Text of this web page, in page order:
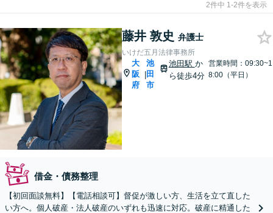
2件中 1-2件を表示
藤井 敦史 弁護士
いけだ五月法律事務所
大
阪
府
|
池
田
市
池田駅 か
ら徒歩4分
営業時間：09:30~1
8:00（平日）
借金・債務整理
【初回面談無料】【電話相談可】督促が激しい方、生活を立て直した
い方へ。個人破産・法人破産のいずれも迅速に対応。破産に精通した